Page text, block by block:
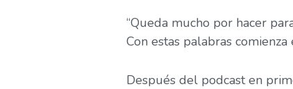
“Queda mucho por hacer
Con estas palabras
Después del podcast en